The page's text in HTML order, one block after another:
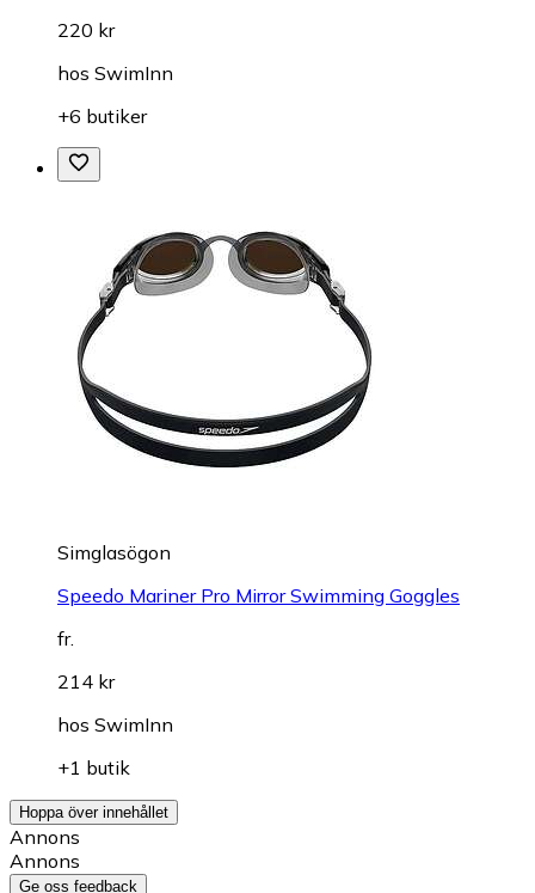
220 kr
hos SwimInn
+6 butiker
Simglasögon
Speedo Mariner Pro Mirror Swimming Goggles
fr.
214 kr
hos SwimInn
+1 butik
Hoppa över innehållet
Annons
Annons
Ge oss feedback